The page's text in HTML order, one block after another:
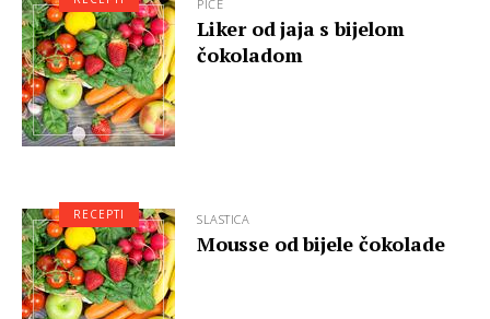
PIĆE
Liker od jaja s bijelom
čokoladom
SLASTICA
Mousse od bijele čokolade
RECEPTI